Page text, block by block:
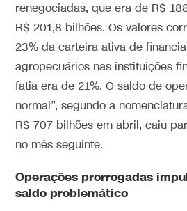
renegociadas, que era de R$
R$ 201,8 bilhões. Os valores
23% da carteira ativa de
agropecuários nas instituições
fatia era de 21%. O saldo de
normal”, segundo a
R$ 707 bilhões em abril, caiu
no mês seguinte.
Operações prorrogadas
saldo problemático